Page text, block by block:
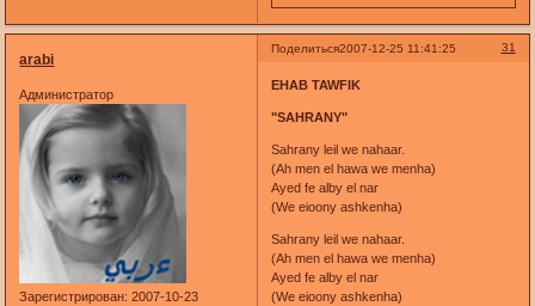
Поделиться 31
2007-12-25 11:41:25
arabi
Администратор
Зарегистрирован: 2007-10-23
EHAB TAWFIK
"SAHRANY"
Sahrany leil we nahaar.
(Ah men el hawa we menha)
Ayed fe alby el nar
(We eioony ashkenha)
Sahrany leil we nahaar.
(Ah men el hawa we menha)
Ayed fe alby el nar
(We eioony ashkenha)